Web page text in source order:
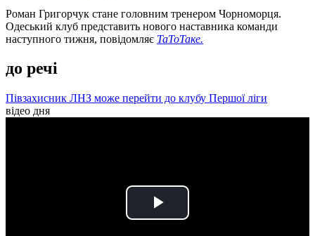
Роман Григорчук стане головним тренером Чорноморця.
Одеський клуб представить нового наставника команди
наступного тижня, повідомляє ТаТоТаке.
до речі
Півзахисник ЛНЗ може перейти до клубу Першої ліги
відео дня
Play